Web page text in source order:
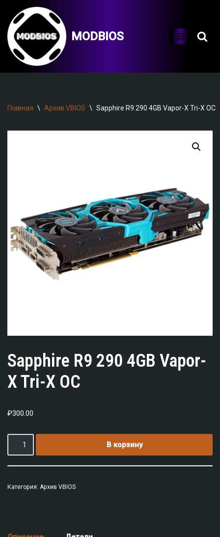
Перейти
к
содержимому
MODBIOS
Главная \ Архив VBIOS \ Sapphire R9 290 4GB Vapor-X Tri-X OC
Sapphire R9 290 4GB Vapor-
X Tri-X OC
₽300.00
В корзину
Категория: Архив VBIOS